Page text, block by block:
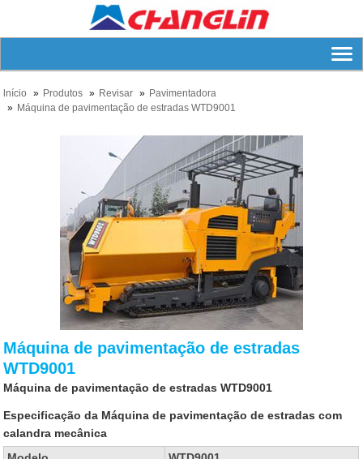
lnício Produtos Revisar
Pavimentadora
Máquina de pavimentação de estradas WTD9001
Máquina de pavimentação de estradas
WTD9001
Máquina de pavimentação de estradas WTD9001
Especificação da Máquina de pavimentação de estradas com
calandra mecânica